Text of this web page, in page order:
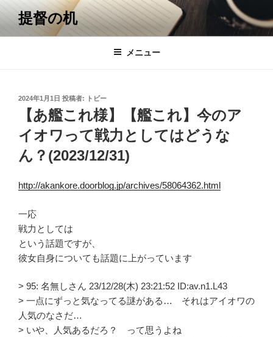
コ
テ
提督の机
メニュー
投
2024年1月1日 投稿者: トビー
【あ艦これ様】【艦これ】今のア
イオワって戦力としてはどうな
ん？(2023/12/31)
http://akankore.doorblog.jp/archives/58064362.html
一応
戦力としては
という話題ですが、
彼女自身についても話題に上がっています
> 95: 名無しさん 23/12/28(木) 23:21:52 ID:av.n1.L43
> 一点にずっと気なってる謎がある… それはアイオワの
人気のなさだ…
> いや、人気あるだろ？ って思うよね